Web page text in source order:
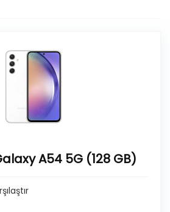
A54 5G (128 GB)